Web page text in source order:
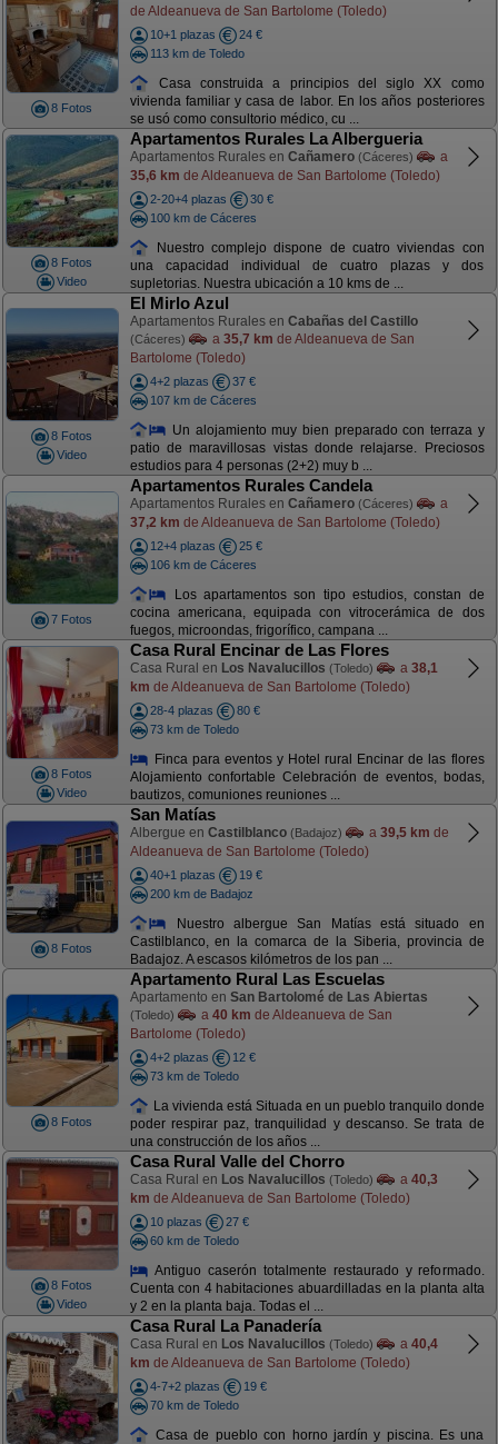
8 Fotos
de Aldeanueva de San Bartolome (Toledo)
10+1 plazas
24 €
113 km de Toledo
Casa construida a principios del siglo XX como
vivienda familiar y casa de labor. En los años posteriores
se usó como consultorio médico, cu ...
8 Fotos
Video
Apartamentos Rurales La Albergueria
Apartamentos Rurales en Cañamero (Cáceres)
a
35,6 km de Aldeanueva de San Bartolome (Toledo)
2-20+4 plazas
30 €
100 km de Cáceres
Nuestro complejo dispone de cuatro viviendas con
una capacidad individual de cuatro plazas y dos
supletorias. Nuestra ubicación a 10 kms de ...
8 Fotos
Video
El Mirlo Azul
Apartamentos Rurales en Cabañas del Castillo
(Cáceres) a 35,7 km de Aldeanueva de San
Bartolome (Toledo)
4+2 plazas
37 €
107 km de Cáceres
Un alojamiento muy bien preparado con terraza y
patio de maravillosas vistas donde relajarse. Preciosos
estudios para 4 personas (2+2) muy b ...
7 Fotos
Apartamentos Rurales Candela
Apartamentos Rurales en Cañamero (Cáceres)
a
37,2 km de Aldeanueva de San Bartolome (Toledo)
12+4 plazas
25 €
106 km de Cáceres
Los apartamentos son tipo estudios, constan de
cocina americana, equipada con vitrocerámica de dos
fuegos, microondas, frigorífico, campana ...
8 Fotos
Video
Casa Rural Encinar de Las Flores
Casa Rural en Los Navalucillos (Toledo) a 38,1
km de Aldeanueva de San Bartolome (Toledo)
28-4 plazas
80 €
73 km de Toledo
Finca para eventos y Hotel rural Encinar de las flores
Alojamiento confortable Celebración de eventos, bodas,
bautizos, comuniones reuniones ...
8 Fotos
San Matías
Albergue en Castilblanco (Badajoz) a 39,5 km de
Aldeanueva de San Bartolome (Toledo)
40+1 plazas
19 €
200 km de Badajoz
Nuestro albergue San Matías está situado en
Castilblanco, en la comarca de la Siberia, provincia de
Badajoz. A escasos kilómetros de los pan ...
8 Fotos
Apartamento Rural Las Escuelas
Apartamento en San Bartolomé de Las Abiertas
(Toledo) a 40 km de Aldeanueva de San
Bartolome (Toledo)
4+2 plazas
12 €
73 km de Toledo
La vivienda está Situada en un pueblo tranquilo donde
poder respirar paz, tranquilidad y descanso. Se trata de
una construcción de los años ...
8 Fotos
Video
Casa Rural Valle del Chorro
Casa Rural en Los Navalucillos (Toledo) a 40,3
km de Aldeanueva de San Bartolome (Toledo)
10 plazas
27 €
60 km de Toledo
Antiguo caserón totalmente restaurado y reformado.
Cuenta con 4 habitaciones abuardilladas en la planta alta
y 2 en la planta baja. Todas el ...
Casa Rural La Panadería
Casa Rural en Los Navalucillos (Toledo) a 40,4
km de Aldeanueva de San Bartolome (Toledo)
4-7+2 plazas
19 €
70 km de Toledo
Casa de pueblo con horno jardín y piscina. Es una